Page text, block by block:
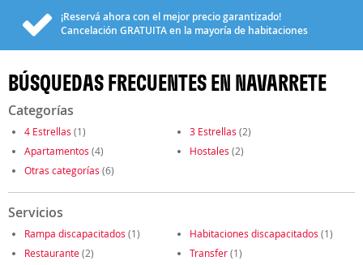
¡Reservá ahora con el mejor precio garantizado!
Cancelación GRATUITAen la mayoría de habitaciones
BÚSQUEDAS FRECUENTES EN NAVARRETE
Categorías
4 Estrellas (1) 3 Estrellas (2)
Apartamentos (4) Hostales (2)
Otras categorías (6)
Servicios
Rampa discapacitados (1) Habitaciones discapacitados (1)
Restaurante(2) Transfer(1)